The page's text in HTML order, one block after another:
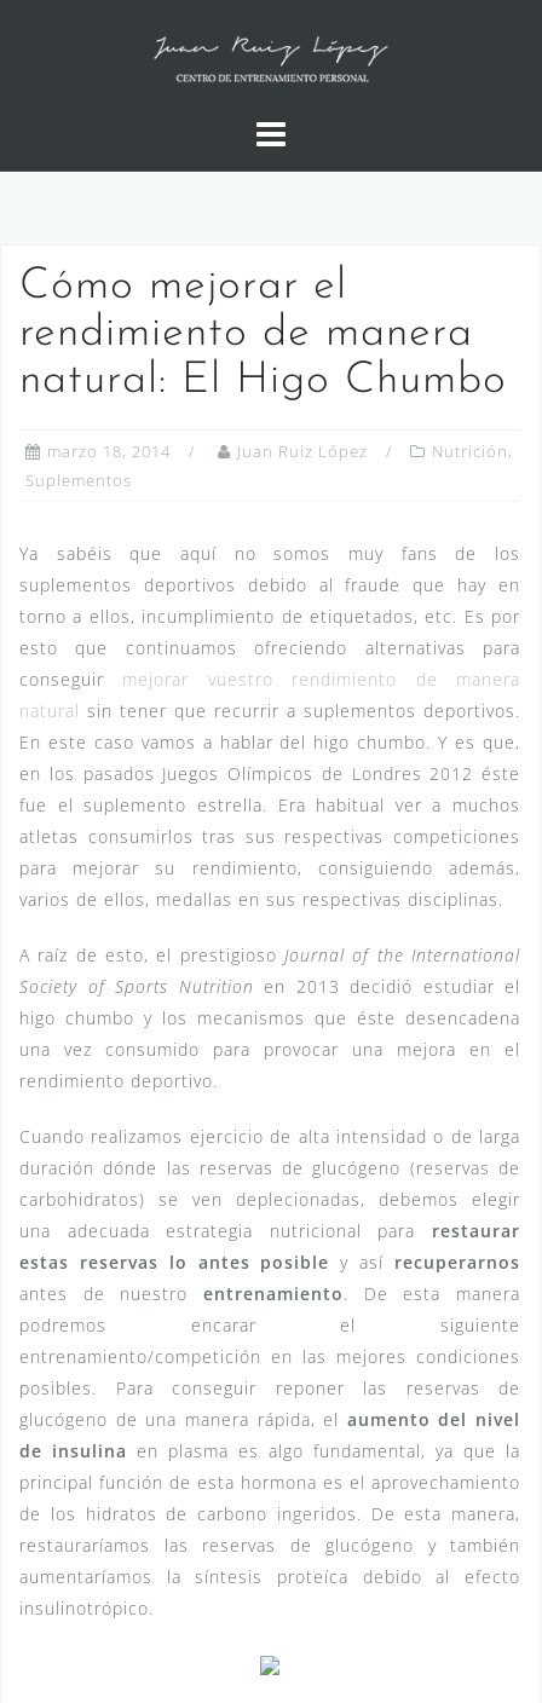
Cómo mejorar el
rendimiento de manera
natural: El Higo Chumbo
marzo 18, 2014 Juan Ruiz López Nutrición,
Suplementos
Ya sabéis que aquí no somos muy fans de los
suplementos deportivos debido al fraude que hay en
torno a ellos, incumplimiento de etiquetados, etc. Es por
esto que continuamos ofreciendo alternativas para
conseguir mejorar vuestro rendimiento de manera
natural sin tener que recurrir a suplementos deportivos.
En este caso vamos a hablar del higo chumbo. Y es que,
en los pasados Juegos Olímpicos de Londres 2012 éste
fue el suplemento estrella. Era habitual ver a muchos
atletas consumirlos tras sus respectivas competiciones
para mejorar su rendimiento, consiguiendo además,
varios de ellos, medallas en sus respectivas disciplinas.
A raíz de esto, el prestigioso Journal of the International
Society of Sports Nutrition en 2013 decidió estudiar el
higo chumbo y los mecanismos que éste desencadena
una vez consumido para provocar una mejora en el
rendimiento deportivo.
Cuando realizamos ejercicio de alta intensidad o de larga
duración dónde las reservas de glucógeno (reservas de
carbohidratos) se ven deplecionadas, debemos elegir
una adecuada estrategia nutricional para restaurar
estas reservas lo antes posible y así recuperarnos
antes de nuestro entrenamiento. De esta manera
podremos encarar el siguiente
entrenamiento/competición en las mejores condiciones
posibles. Para conseguir reponer las reservas de
glucógeno de una manera rápida, el aumento del nivel
de insulina en plasma es algo fundamental, ya que la
principal función de esta hormona es el aprovechamiento
de los hidratos de carbono ingeridos. De esta manera,
restauraríamos las reservas de glucógeno y también
aumentaríamos la síntesis proteíca debido al efecto
insulinotrópico.